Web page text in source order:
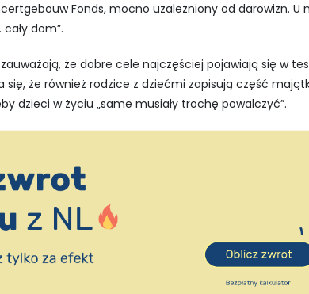
Fonds, mocno uzależniony od darowizn.
dom”.
że dobre cele najczęściej pojawiają się w
się, że również rodzice z dziećmi zapisują część
dzieci w życiu „same musiały trochę powalczyć”.